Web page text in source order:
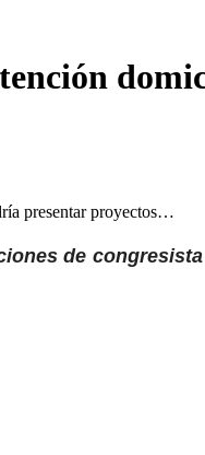
presentar proyectos…
de